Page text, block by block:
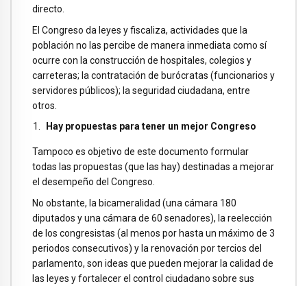
directo.
El Congreso da leyes y fiscaliza, actividades que la
población no las percibe de manera inmediata como sí
ocurre con la construcción de hospitales, colegios y
carreteras; la contratación de burócratas (funcionarios y
servidores públicos); la seguridad ciudadana, entre
otros.
Hay propuestas para tener un mejor Congreso
Tampoco es objetivo de este documento formular
todas las propuestas (que las hay) destinadas a mejorar
el desempeño del Congreso.
No obstante, la bicameralidad (una cámara 180
diputados y una cámara de 60 senadores), la reelección
de los congresistas (al menos por hasta un máximo de 3
periodos consecutivos) y la renovación por tercios del
parlamento, son ideas que pueden mejorar la calidad de
las leyes y fortalecer el control ciudadano sobre sus